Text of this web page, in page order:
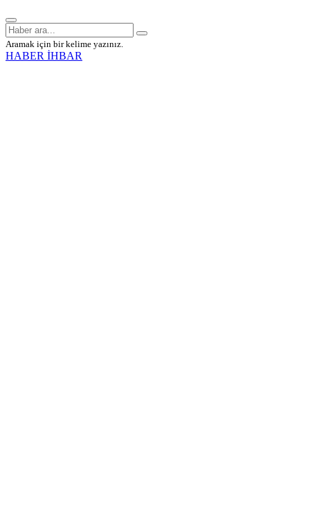
Aramak için bir kelime yazınız.
HABER İHBAR